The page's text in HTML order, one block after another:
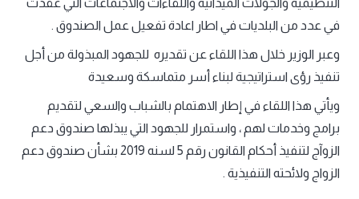
في عدد من البلديات في اطار اعادة تفعيل عمل الصندوق .
وعبر الوزير خلال هذا اللقاء عن تقديره للجهود المبذولة من أجل
تنفيذ رؤى استراتيجية لبناء أسر متماسكة وسعيدة
ويأتي هذا اللقاء في إطار الاهتمام بالشباب والسعي لتقديم
برامج وخدمات لهم ، واستمرار للجهود التي يبذلها صندوق دعم
الزوآج لتنفيذ أحكام القانون رقم 5 لسنه 2019 بشأن صندوق دعم
الزواج ولائحته التنفيذية .